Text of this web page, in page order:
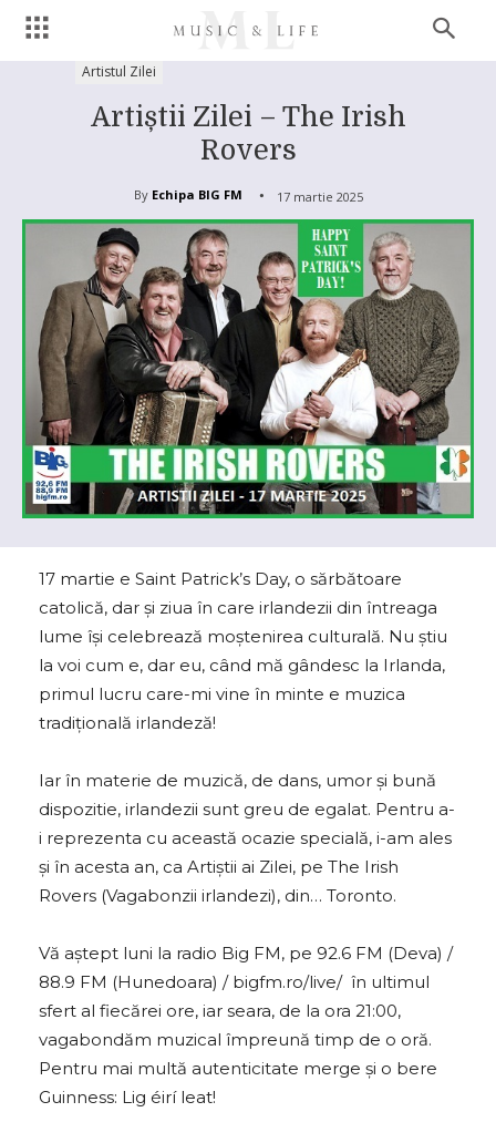
Artistul Zilei
Artiștii Zilei – The Irish
Rovers
By Echipa BIG FM 17 martie 2025
17 martie e Saint Patrick’s Day, o sărbătoare
catolică, dar și ziua în care irlandezii din întreaga
lume își celebrează moștenirea culturală. Nu știu
la voi cum e, dar eu, când mă gândesc la Irlanda,
primul lucru care-mi vine în minte e muzica
tradițională irlandeză!
Iar în materie de muzică, de dans, umor și bună
dispozitie, irlandezii sunt greu de egalat. Pentru a-
i reprezenta cu această ocazie specială, i-am ales
și în acesta an, ca Artiștii ai Zilei, pe The Irish
Rovers (Vagabonzii irlandezi), din… Toronto.
Vă aștept luni la radio Big FM, pe 92.6 FM (Deva) /
88.9 FM (Hunedoara) / bigfm.ro/live/ în ultimul
sfert al fiecărei ore, iar seara, de la ora 21:00,
vagabondăm muzical împreună timp de o oră.
Pentru mai multă autenticitate merge și o bere
Guinness: Lig éirí leat!